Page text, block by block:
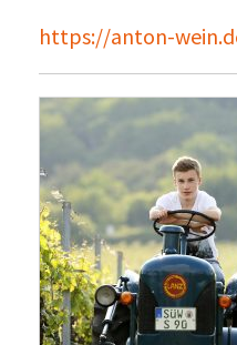
https://anton-